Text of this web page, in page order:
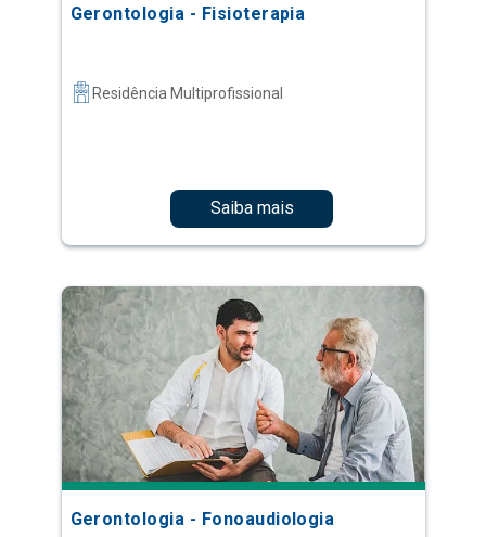
Gerontologia - Fisioterapia
Residência Multiprofissional
Saiba mais
Gerontologia - Fonoaudiologia